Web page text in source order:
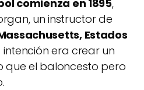
comienza en 1895,
un instructor de
Estados
intención era crear un
que el baloncesto pero